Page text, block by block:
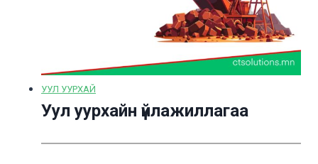
УУЛ УУРХАЙ
Уул уурхайн үйлажиллагаа